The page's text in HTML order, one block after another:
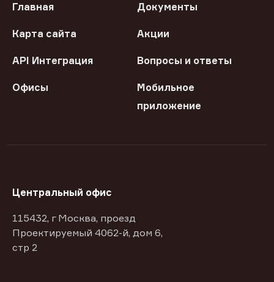
Главная Документы
Карта сайта Акции
API Интеграция Вопросы и ответы
Офисы
Мобильное
приложение
Центральный офис
115432, г Москва, проезд
Проектируемый 4062-й, дом 6,
стр 2